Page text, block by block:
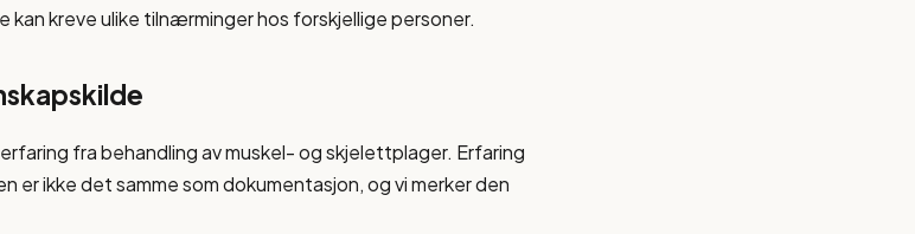
kan kreve ulike tilnærminger hos forskjellige personer.
fra behandling av muskel- og skjelettplager. Erfaring
er ikke det samme som dokumentasjon, og vi merker den